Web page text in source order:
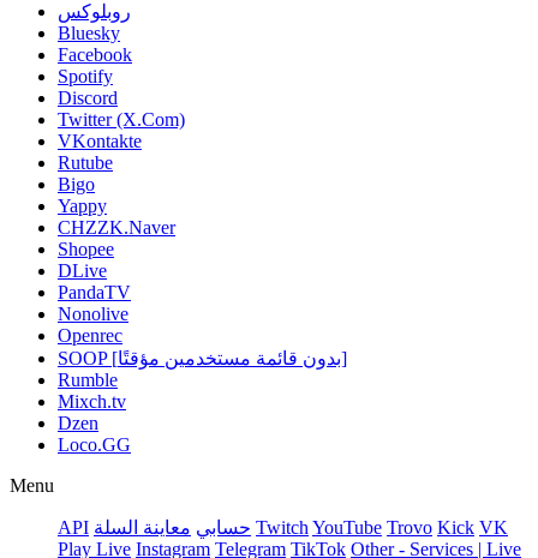
روبلوكس
Bluesky
Facebook
Spotify
Discord
Twitter (X.Com)
VKontakte
Rutube
Bigo
Yappy
CHZZK.Naver
Shopee
DLive
PandaTV
Nonolive
Openrec
SOOP [بدون قائمة مستخدمين مؤقتًا]
Rumble
Mixch.tv
Dzen
Loco.GG
Menu
API حسابي معاينة السلة Twitch YouTube Trovo Kick VK
Play Live Instagram Telegram TikTok Other - Services | Live